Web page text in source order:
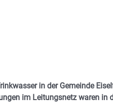
in der Gemeinde
im Leitungsnetz waren in